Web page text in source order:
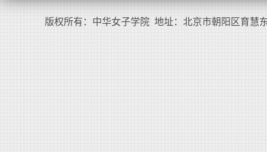
版权所有：中华女子学院 地址：北京市朝阳区育慧东